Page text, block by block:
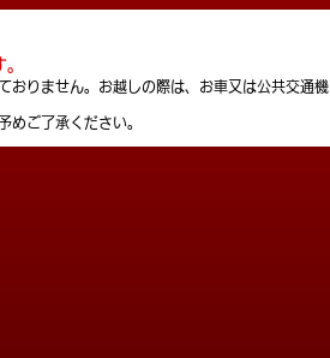
りません。お越しの際は、お車又は公共交通機
ご了承ください。